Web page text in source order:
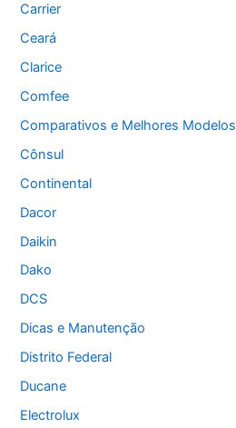
Carrier
Ceará
Clarice
Comfee
Comparativos e Melhores Modelos
Cônsul
Continental
Dacor
Daikin
Dako
DCS
Dicas e Manutenção
Distrito Federal
Ducane
Electrolux